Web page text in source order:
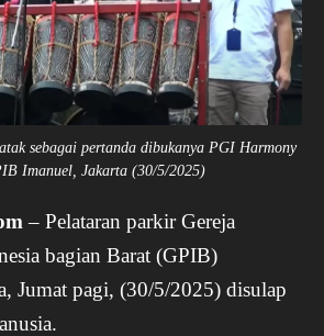
sebagai pertanda dibukanya PGI Harmony
Imanuel, Jakarta (30/5/2025)
– Pelataran parkir Gereja
bagian Barat (GPIB)
Jumat pagi, (30/5/2025) disulap